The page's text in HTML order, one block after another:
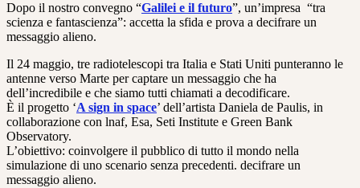
Dopo il nostro convegno “Galilei e il futuro”, un’impresa “tra
scienza e fantascienza”: accetta la sfida e prova a decifrare un
messaggio alieno.
Il 24 maggio, tre radiotelescopi tra Italia e Stati Uniti punteranno le
antenne verso Marte per captare un messaggio che ha
dell’incredibile e che siamo tutti chiamati a decodificare.
È il progetto ‘A sign in space’ dell’artista Daniela de Paulis, in
collaborazione con lnaf, Esa, Seti Institute e Green Bank
Observatory.
L’obiettivo: coinvolgere il pubblico di tutto il mondo nella
simulazione di uno scenario senza precedenti. decifrare un
messaggio alieno.